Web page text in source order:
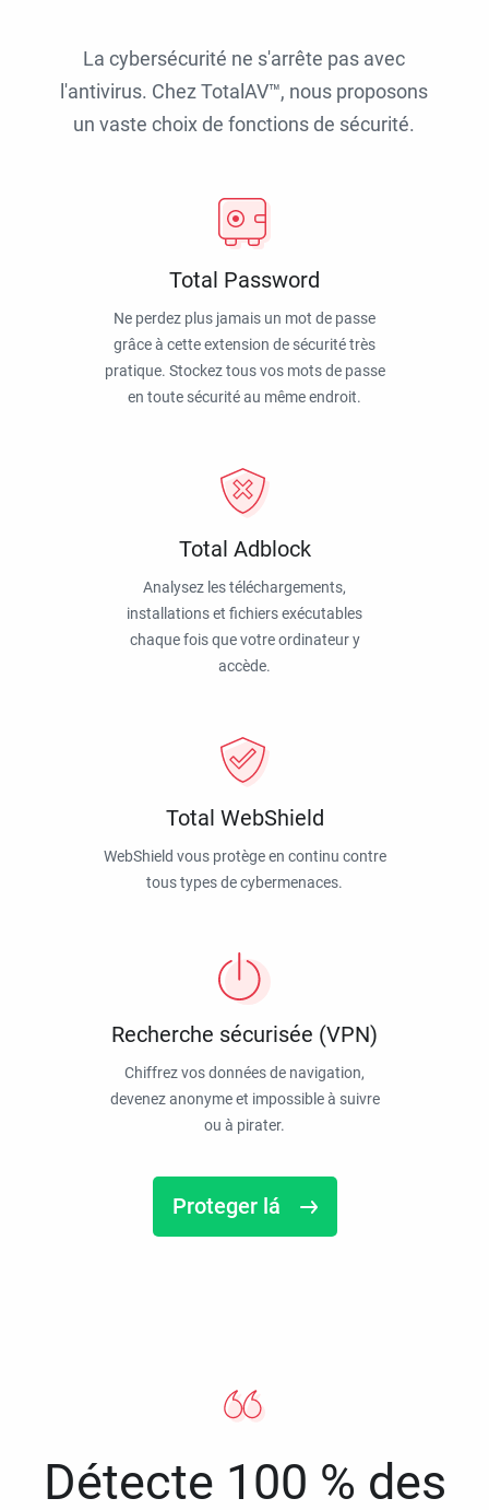
La cybersécurité ne s'arrête pas avec
l'antivirus. Chez TotalAV™, nous proposons
un vaste choix de fonctions de sécurité.
Total Password
Ne perdez plus jamais un mot de passe
grâce à cette extension de sécurité très
pratique. Stockez tous vos mots de passe
en toute sécurité au même endroit.
Total Adblock
Analysez les téléchargements,
installations et fichiers exécutables
chaque fois que votre ordinateur y
accède.
Total WebShield
WebShield vous protège en continu contre
tous types de cybermenaces.
Recherche sécurisée (VPN)
Chiffrez vos données de navigation,
devenez anonyme et impossible à suivre
ou à pirater.
Proteger lá
Détecte 100 % des